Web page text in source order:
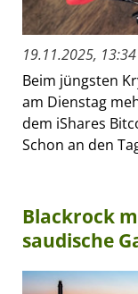
19.11.2025,
Beim jüngsten
am Dienstag
dem iShares
Schon an den
Blackrock
saudische